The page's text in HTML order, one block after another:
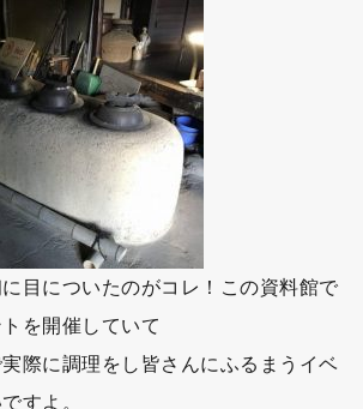
目についたのがコレ！この資料館で
を開催していて
際に調理をし皆さんにふるまうイベ
すよ。